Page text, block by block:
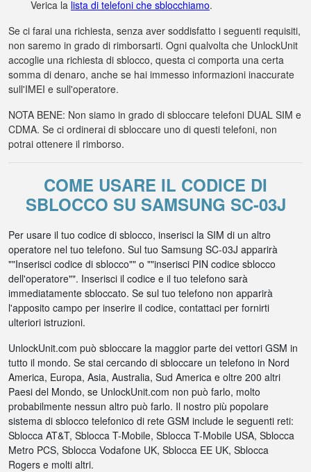
Verica la lista di telefoni che sblocchiamo.
Se ci farai una richiesta, senza aver soddisfatto i seguenti requisiti,
non saremo in grado di rimborsarti. Ogni qualvolta che UnlockUnit
accoglie una richiesta di sblocco, questa ci comporta una certa
somma di denaro, anche se hai immesso informazioni inaccurate
sull'IMEI e sull'operatore.
NOTA BENE: Non siamo in grado di sbloccare telefoni DUAL SIM e
CDMA. Se ci ordinerai di sbloccare uno di questi telefoni, non
potrai ottenere il rimborso.
COME USARE IL CODICE DI
SBLOCCO SU SAMSUNG SC-03J
Per usare il tuo codice di sblocco, inserisci la SIM di un altro
operatore nel tuo telefono. Sul tuo Samsung SC-03J apparirà
""Inserisci codice di sblocco"" o ""inserisci PIN codice sblocco
dell'operatore"". Inserisci il codice e il tuo telefono sarà
immediatamente sbloccato. Se sul tuo telefono non apparirà
l'apposito campo per inserire il codice, contattaci per fornirti
ulteriori istruzioni.
UnlockUnit.com può sbloccare la maggior parte dei vettori GSM in
tutto il mondo. Se stai cercando di sbloccare un telefono in Nord
America, Europa, Asia, Australia, Sud America e oltre 200 altri
Paesi del Mondo, se UnlockUnit.com non può farlo, molto
probabilmente nessun altro può farlo. Il nostro più popolare
sistema di sblocco telefonico di rete GSM include le seguenti reti:
Sblocca AT&T, Sblocca T-Mobile, Sblocca T-Mobile USA, Sblocca
Metro PCS, Sblocca Vodafone UK, Sblocca EE UK, Sblocca
Rogers e molti altri.